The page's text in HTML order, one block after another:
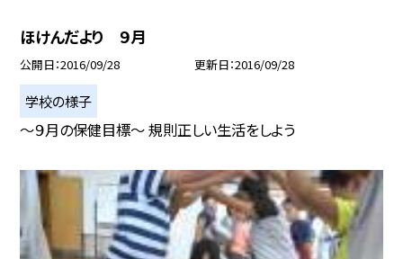
ほけんだより ９月
公開日 2016/09/28 更新日 2016/09/28
学校の様子
〜９月の保健目標〜 規則正しい生活をしよう